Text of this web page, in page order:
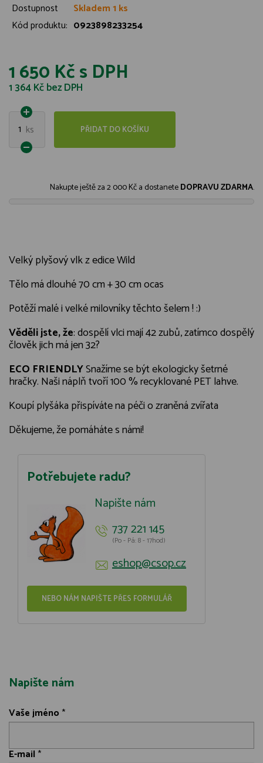
Dostupnost
Skladem 1 ks
Kód produktu: 0923898233254
1 650 Kčs DPH
1 364 Kčbez DPH
1 ks PŘIDAT DO KOŠÍKU
Nakupte ještě za2 000 Kča dostaneteDOPRAVU ZDARMA.
Velký plyšový vlk z edice Wild
Tělo má dlouhé 70 cm + 30 cm ocas
Potěží malé i velké milovníky těchto šelem ! :)
Věděli jste, že: dospělí vlci mají 42 zubů, zatímco dospělý
člověk jich má jen 32?
ECO FRIENDLYSnažíme se být ekologicky šetrné
hračky. Naši náplň tvoří 100 % recyklované PET lahve.
Koupí plyšáka přispíváte na péči o zraněná zvířata
Děkujeme, že pomáháte s námi!
Potřebujete radu?
Napište nám
737 221 145
(Po - Pá: 8 - 17hod)
eshop@csop.cz
NEBO NÁM NAPIŠTE PŘES FORMULÁŘ
Napište nám
Vaše jméno *
E-mail *